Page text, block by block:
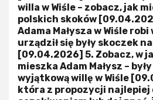
willa w Wiśle – zobacz, jak
polskich skoków
Adama Małysza w Wiśle
urządził się były skoczek
[09.04.2026] 5. Zobacz, w
mieszka Adam Małysz –
wyjątkową willę w Wiśle
która z propozycji najlepiej